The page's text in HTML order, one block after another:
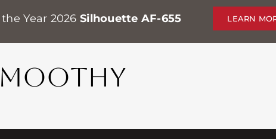
Year 2026 Silhouette AF-655 LEARN